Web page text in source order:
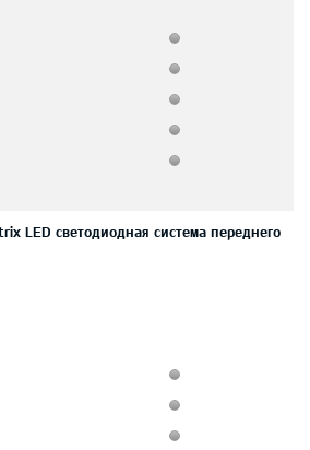
LED светодиодная система переднего